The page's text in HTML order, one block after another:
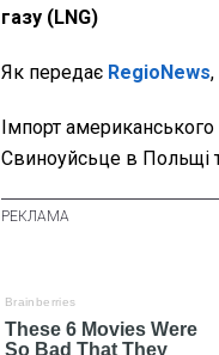
газу (LNG)
Як передає RegioNews
Імпорт
Свиноуйсьце в Польщі